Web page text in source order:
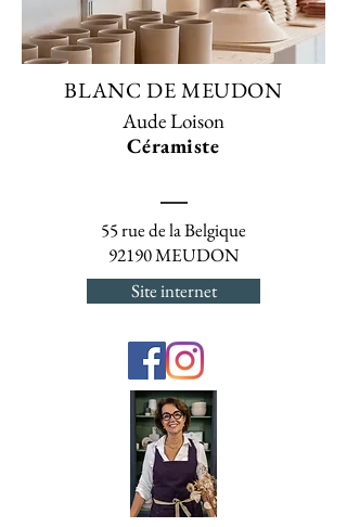
BLANC DE MEUDON
Aude Loison
Céramiste
55 rue de la Belgique
92190 MEUDON
Site internet